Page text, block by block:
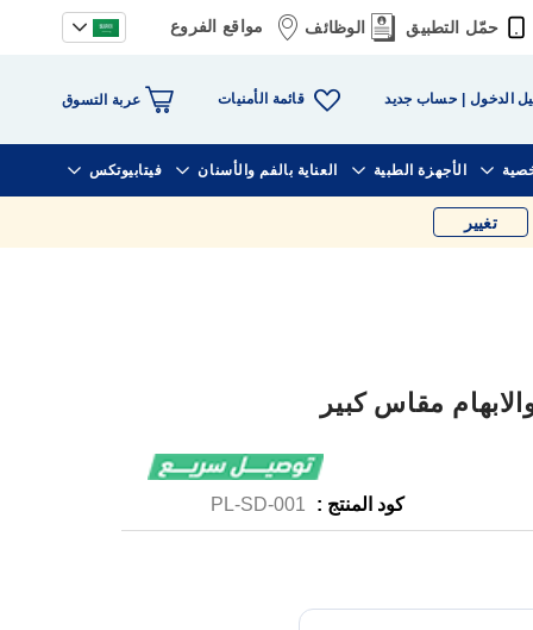
حمّل التطبيق الوظائف مواقع الفروع
الدخول حساب جديد قائمة الأمنيات عربة التسوق
الأجهزة الطبية العناية بالفم والأسنان فيتابيوتكس
تغيير
كود المنتج : PL-SD-001